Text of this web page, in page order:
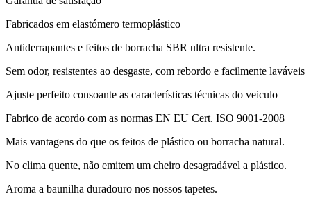
Fabricados em elastómero termoplástico
Antiderrapantes e feitos de borracha SBR ultra resistente.
Sem odor, resistentes ao desgaste, com rebordo e facilmente laváveis
Ajuste perfeito consoante as características técnicas do veiculo
Fabrico de acordo com as normas EN EU Cert. ISO 9001-2008
Mais vantagens do que os feitos de plástico ou borracha natural.
No clima quente, não emitem um cheiro desagradável a plástico.
Aroma a baunilha duradouro nos nossos tapetes.